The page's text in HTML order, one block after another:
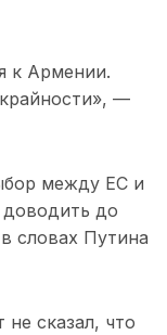
к Армении.
—
между ЕС и
до
словах Путина
сказал, что